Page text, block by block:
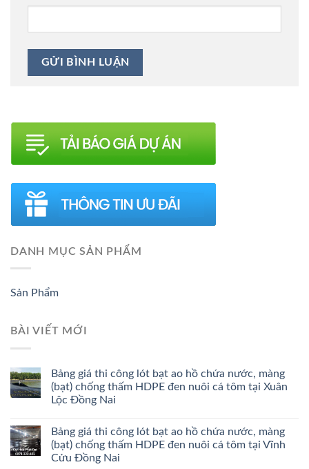
DANH MỤC SẢN PHẨM
Sản Phẩm
BÀI VIẾT MỚI
Bảng giá thi công lót bạt ao hồ chứa nước, màng
(bạt) chống thấm HDPE đen nuôi cá tôm tại Xuân
Lộc Đồng Nai
Bảng giá thi công lót bạt ao hồ chứa nước, màng
(bạt) chống thấm HDPE đen nuôi cá tôm tại Vĩnh
Cửu Đồng Nai